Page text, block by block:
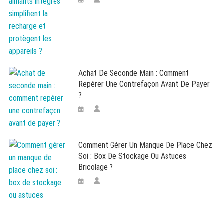
Achat De Seconde Main : Comment
Repérer Une Contrefaçon Avant De Payer
?
Comment Gérer Un Manque De Place Chez
Soi : Box De Stockage Ou Astuces
Bricolage ?